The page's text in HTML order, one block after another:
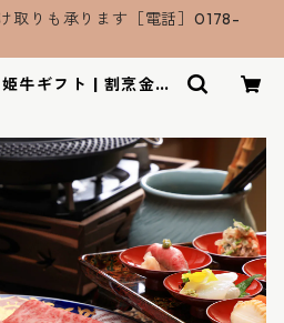
取りも承ります［電話］0178-
牛ギフト | 割烹金剛
の通販サイト